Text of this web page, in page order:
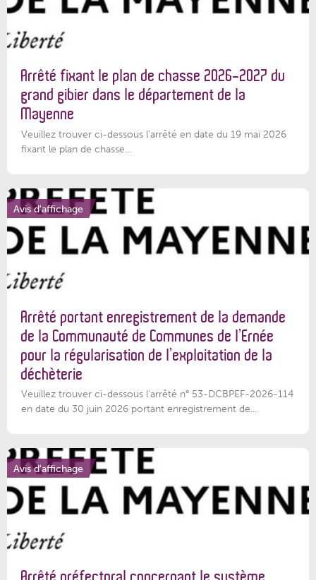
Arrêté fixant le plan de chasse 2026-2027 du
grand gibier dans le département de la
Mayenne
Veuillez trouver ci-dessous l’arrêté en date du 19 mai 2026
fixant le plan de chasse...
Avis d'affichage
Arrêté portant enregistrement de la demande
de la Communauté de Communes de l’Ernée
pour la régularisation de l’exploitation de la
déchèterie
Veuillez trouver ci-dessous l'arrêté n° 53-DCBPEF-2026-114
en date du 30 juin 2026 portant enregistrement de...
Avis d'affichage